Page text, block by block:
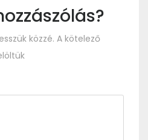
közzé. A kötelező